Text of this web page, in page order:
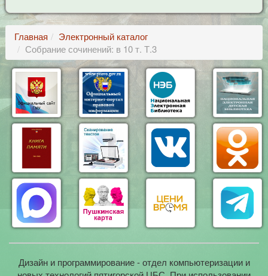
Главная
Электронный каталог
Собрание сочинений: в 10 т. Т.3
Дизайн и программирование - отдел компьютеризации и